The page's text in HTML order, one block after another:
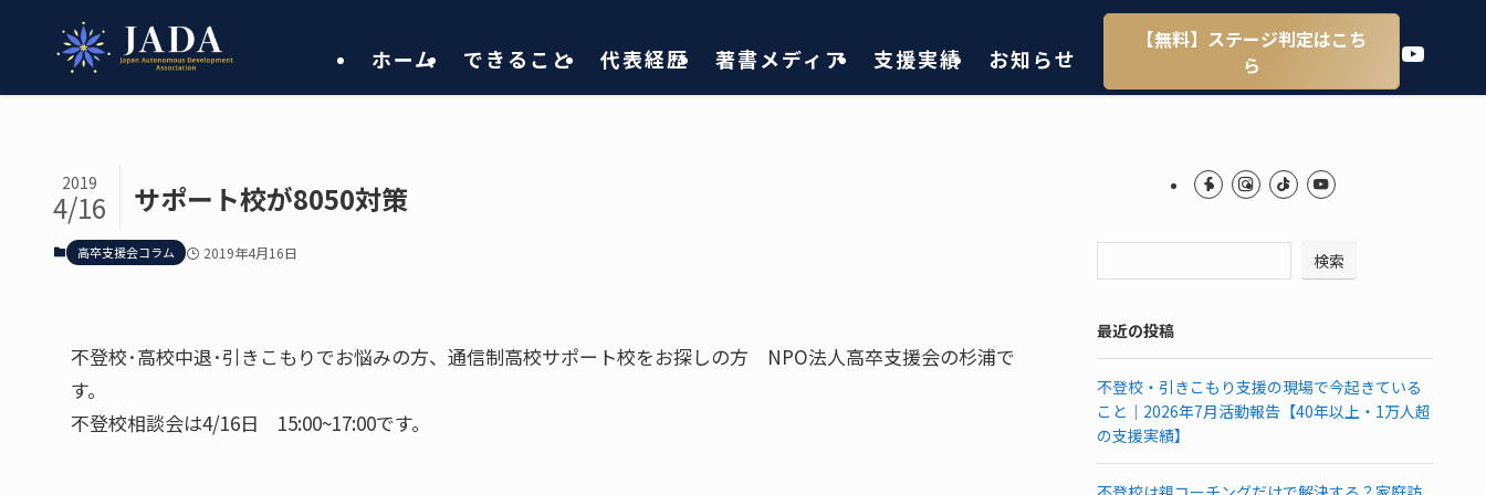
ホーム できること 代表経歴 著書メディア 支援実績 お知らせ
【無料】ステージ判定はこち
ら
YouTube
サポート校が8050対策
2019
4/16
高卒支援会コラム 2019年4月16日
不登校･高校中退･引きこもりでお悩みの方、通信制高校サポート校をお探しの方 NPO法人高卒支援会の杉浦で
す。
不登校相談会は4/16日 15:00~17:00です。
検索
最近の投稿
不登校・引きこもり支援の現場で今起きている
こと｜2026年7月活動報告【40年以上・1万人超
の支援実績】